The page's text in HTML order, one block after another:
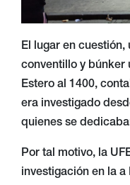
El lugar en cuestión,
conventillo y búnker
Estero al 1400,
era investigado
quienes se
Por tal motivo, la
investigación en la